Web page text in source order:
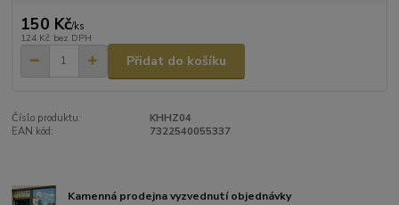
150 Kč/ks
124 Kč bez DPH
Přidat do košíku
Číslo produktu:
KHHZ04
EAN kód:
7322540055337
Kamenná prodejna vyzvednutí objednávky